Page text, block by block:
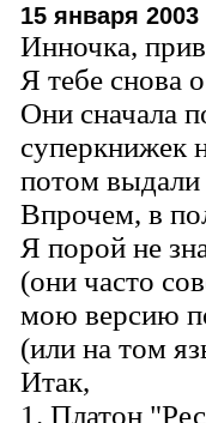
15 января 2003
Инночка,
Я тебе снова
Они сначала
суперкнижек
потом выдали
Впрочем, в
Я порой не
(они часто
мою версию
(или на том
Итак,
1. Платон